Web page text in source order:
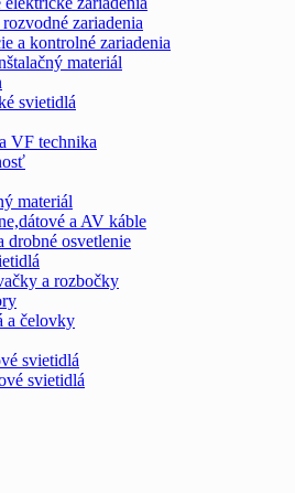
zariadenia
a kontrolné zariadenia
materiál
svietidlá
VF technika
materiál
a AV káble
drobné osvetlenie
a rozbočky
a čelovky
svietidlá
svietidlá